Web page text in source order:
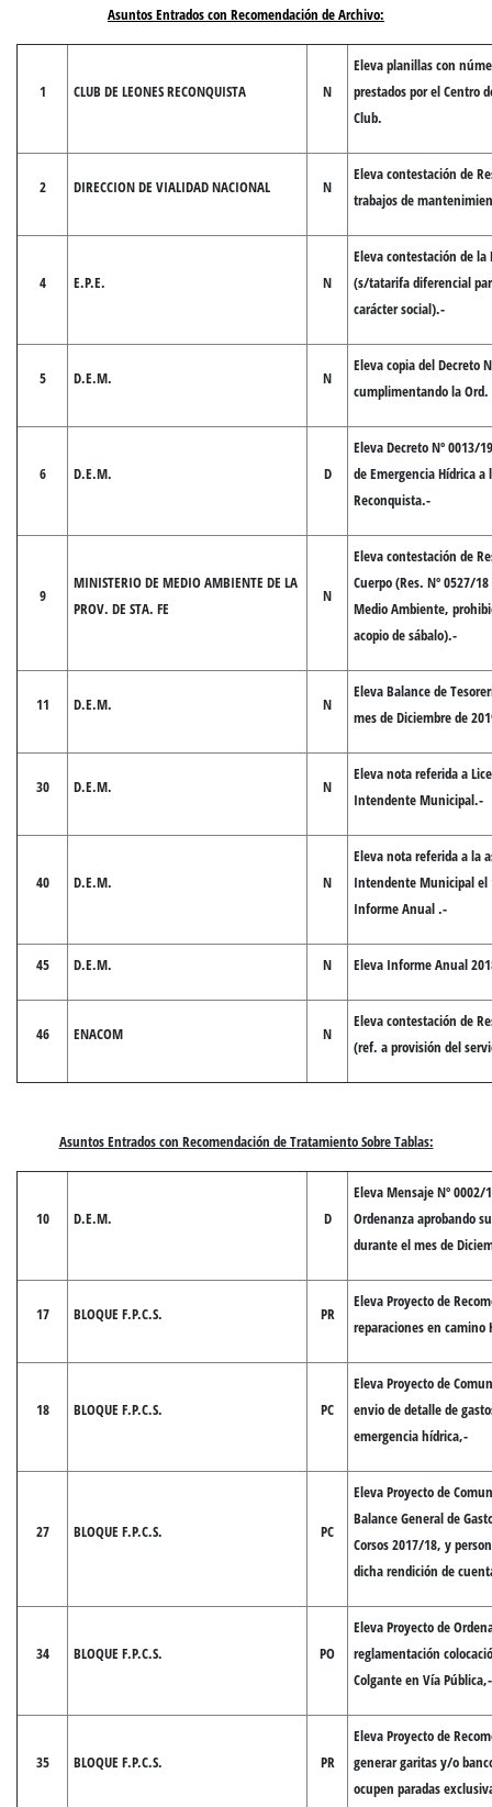
Asuntos Entrados con Recomendación de Archivo:
1 CLUB DE LEONES RECONQUISTA N
Eleva planillas con
prestados por el Centro
Club.
2 DIRECCION DE VIALIDAD NACIONAL N
Eleva contestación de
trabajos de
4 E.P.E. N
Eleva contestación de la
(s/tatarifa diferencial
carácter social).-
5 D.E.M. N
Eleva copia del Decreto
cumplimentando la Ord.
6 D.E.M. D
Eleva Decreto Nº 0013/
de Emergencia Hídrica
Reconquista.-
9
MINISTERIO DE MEDIO AMBIENTE DE LA
PROV. DE STA. FE
N
Eleva contestación de
Cuerpo (Res. Nº 0527/
Medio Ambiente,
acopio de sábalo).-
11 D.E.M. N
Eleva Balance de
mes de Diciembre de
30 D.E.M. N
Eleva nota referida a
Intendente Municipal.-
40 D.E.M. N
Eleva nota referida a la
Intendente Municipal
Informe Anual .-
45 D.E.M. N Eleva Informe Anual
46 ENACOM N
Eleva contestación de
(ref. a provisión del
Asuntos Entrados con Recomendación de Tratamiento Sobre Tablas:
10 D.E.M. D
Eleva Mensaje Nº 0002/
Ordenanza aprobando
durante el mes de
17 BLOQUE F.P.C.S. PR
Eleva Proyecto de
reparaciones en camino
18 BLOQUE F.P.C.S. PC
Eleva Proyecto de
envio de detalle de
emergencia hídrica,-
27 BLOQUE F.P.C.S. PC
Eleva Proyecto de
Balance General de
Corsos 2017/18, y
dicha rendición de
34 BLOQUE F.P.C.S. PO
Eleva Proyecto de
reglamentación
Colgante en Vía Pública,-
35 BLOQUE F.P.C.S. PR
Eleva Proyecto de
generar garitas y/o
ocupen paradas